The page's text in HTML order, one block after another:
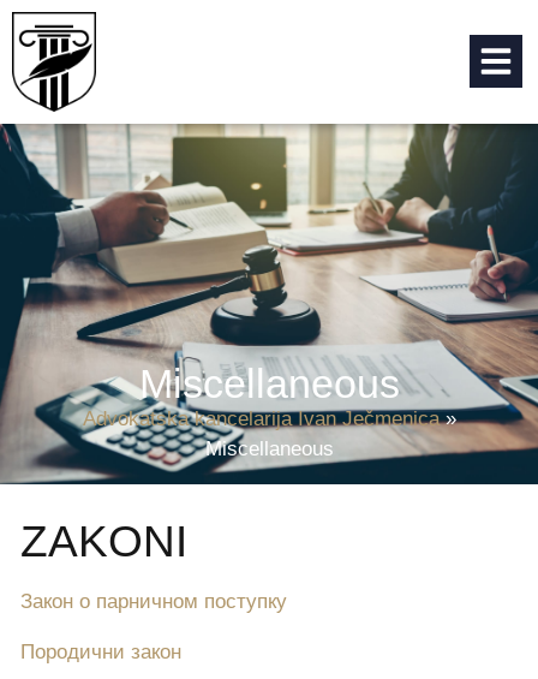
Miscellaneous
Advokatska kancelarija Ivan Ječmenica»
Miscellaneous
ZAKONI
Закон о парничном поступку
Породични закон